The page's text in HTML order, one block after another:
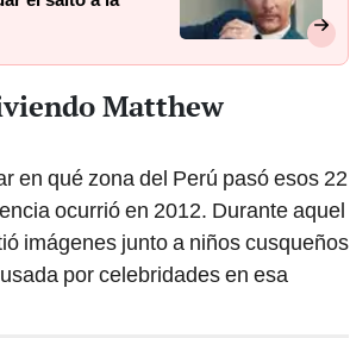
Matthew
en qué zona del Perú pasó esos 22
ocurrió en 2012. Durante aquel
imágenes junto a niños cusqueños
por celebridades en esa